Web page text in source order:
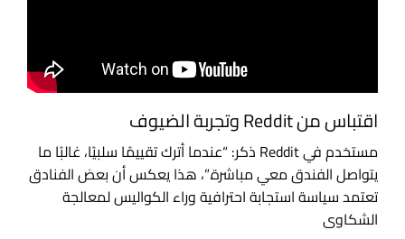
اقتباس من Reddit وتجربة الضيوف
مستخدم في Reddit ذكر:
“عندما أترك تقييمًا سلبيًا، غالبًا ما
يتواصل الفندق معي مباشرة.”، هذا يعكس أن بعض الفنادق
تعتمد سياسة استجابة احترافية وراء الكواليس لمعالجة
الشكاوى